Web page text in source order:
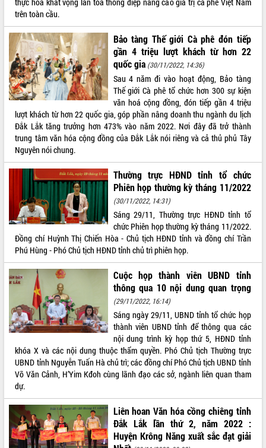
UBND tỉnh họp báo định kỳ tháng 4
Hội thảo khoa học “Giải pháp thúc đẩy
phát triển nền kinh tế xanh tại tỉnh
Đắk Lắk”
Tăng cường giám sát, đôn đốc thực
hiện nhiệm vụ quản lý tài sản công
hàng tuần
Tháo gỡ những vướng mắc, đẩy mạnh
công tác cải cách thủ tục hành chính
tại Trung tâm Phục vụ hành chính
công tỉnh
Đắk Lắk: Tôn vinh 46 giải pháp tại Hội
thi Sáng tạo Kỹ thuật 2024 - 2025
Đắk Lắk rà soát, điều chỉnh Đề án 190
về phát triển nuôi trồng thủy sản
Phó Chủ tịch UBND tỉnh Đắk Lắk
Trương Công Thái kiểm tra thực địa
Dự án cao tốc Khánh Hòa - Buôn Ma
Thuột
Định vị cà phê Việt Nam như một “di
sản sống” trong dòng chảy toàn cầu
Xây dựng nông thôn mới: Nâng cao đời
sống người dân từ những mô hình thiết
thực
Quyết liệt tháo gỡ vướng mắc, đẩy
nhanh tiến độ các dự án trọng điểm
trong Khu kinh tế Nam Phú Yên
Hòn Yến phát triển du lịch gắn với bảo
tồn biển
Lấy ý kiến điều chỉnh Quy hoạch tỉnh
Đắk Lắk thời kỳ 2021-2030, tầm nhìn
đến năm 2050
Phát động chiến dịch 30 ngày đêm
trên toàn cầu.
Bảo tàng Thế giới Cà phê đón tiếp
gần 4 triệu lượt khách từ hơn 22
quốc gia (30/11/2022, 14:36)
Sau 4 năm đi vào hoạt động, Bảo tàng
Thế giới Cà phê tổ chức hơn 300 sự kiện
văn hoá cộng đồng, đón tiếp gần 4 triệu
lượt khách từ hơn 22 quốc gia, góp phần nâng doanh thu ngành du lịch
Đắk Lắk tăng trưởng hơn 473% vào năm 2022. Nơi đây đã trở thành
trung tâm văn hóa cộng đồng của Đắk Lắk nói riêng và cả thủ phủ Tây
Nguyên nói chung.
Thường trực HĐND tỉnh tổ chức
Phiên họp thường kỳ tháng 11/2022
(30/11/2022, 14:31)
Sáng 29/11, Thường trực HĐND tỉnh tổ
chức Phiên họp thường kỳ tháng 11/2022.
Đồng chí Huỳnh Thị Chiến Hòa - Chủ tịch HĐND tỉnh và đồng chí Trần
Phú Hùng - Phó Chủ tịch HĐND tỉnh chủ trì phiên họp.
Cuộc họp thành viên UBND tỉnh
thông qua 10 nội dung quan trọng
(29/11/2022, 16:14)
Sáng ngày 29/11, UBND tỉnh tổ chức họp
thành viên UBND tỉnh để thông qua các
nội dung trình kỳ họp thứ 5, HĐND tỉnh
khóa X và các nội dung thuộc thẩm quyền. Phó Chủ tịch Thường trực
UBND tỉnh Nguyễn Tuấn Hà chủ trì; các đồng chí Phó Chủ tịch UBND tỉnh
Võ Văn Cảnh, H’Yim Kđoh cùng lãnh đạo các sở, ngành liên quan tham
dự.
Liên hoan Văn hóa cồng chiêng tỉnh
Đắk Lắk lần thứ 2, năm 2022 :
Huyện Krông Năng xuất sắc đạt giải